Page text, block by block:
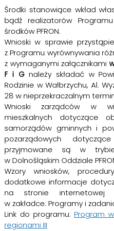
Środki stanowiące wkład
bądź realizatorów
środków PFRON.
Wnioski w sprawie
z Programu wyrównywania
z wymaganymi załącznikami
F i G należy składać w
Rodzinie w Wałbrzychu, Al.
28 w nieprzekraczalnym
Wnioski zarządców w
mieszkalnych dotyczące
samorządów gminnych i
pozarządowych
przyjmowane są w
w Dolnośląskim Oddziale
Wzory wniosków,
dodatkowe informacje
na stronie internetowej
w zakładce: Programy i
Link do programu: Program
regionami III